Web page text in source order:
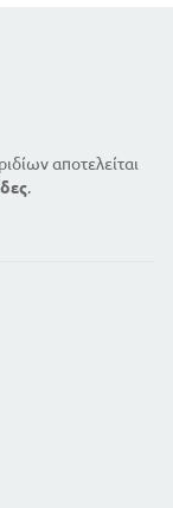
αποτελείται
.